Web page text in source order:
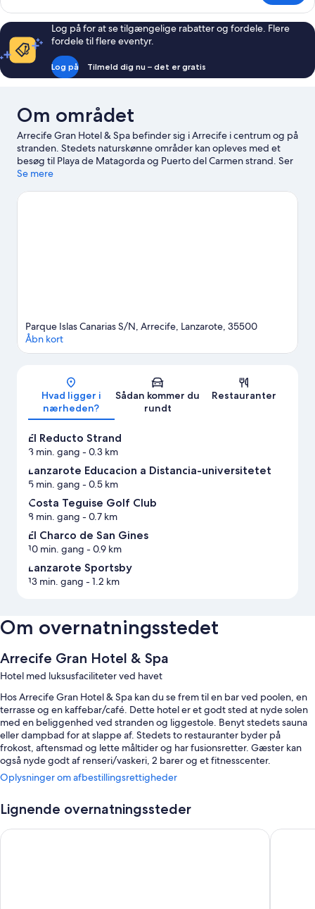
Log på for at se tilgængelige rabatter og fordele. Flere
fordele til flere eventyr.
Log på Tilmeld dig nu – det er gratis
Om området
Arrecife Gran Hotel & Spa befinder sig i Arrecife i centrum og på
stranden. Stedets naturskønne områder kan opleves med et
besøg til Playa de Matagorda og Puerto del Carmen strand. Ser
du frem til et event eller en sportbegivenhed under din rejse?
programmet. Udforsk områdets muligheder for oplevelser på, i
Se mere
Kort
Parque Islas Canarias S/N, Arrecife, Lanzarote, 35500
Åbn kort
Hvad ligger i
nærheden?
Sådan kommer du
rundt
Restauranter
El Reducto Strand
3 min. gang - 0.3 km
Lanzarote Educacion a Distancia-universitetet
5 min. gang - 0.5 km
Costa Teguise Golf Club
8 min. gang - 0.7 km
El Charco de San Gines
10 min. gang - 0.9 km
Lanzarote Sportsby
13 min. gang - 1.2 km
Om overnatningsstedet
Arrecife Gran Hotel & Spa
Hotel med luksusfaciliteter ved havet
Hos Arrecife Gran Hotel & Spa kan du se frem til en bar ved poolen, en
terrasse og en kaffebar/café. Dette hotel er et godt sted at nyde solen
med en beliggenhed ved stranden og liggestole. Benyt stedets sauna
eller dampbad for at slappe af. Stedets to restauranter byder på
frokost, aftensmad og lette måltider og har fusionsretter. Gæster kan
også nyde godt af renseri/vaskeri, 2 barer og et fitnesscenter.
Du kan desuden drage fordel af:
En indendørs pool samt liggestole og poolparasoller
Oplysninger om afbestillingsrettigheder
Lignende overnatningssteder
Radisson Blu Resort Lanzarote - Adults Only +16 Hotel